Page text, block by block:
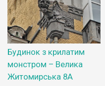
Будинок з крилатим
монстром – Велика
Житомирська 8А